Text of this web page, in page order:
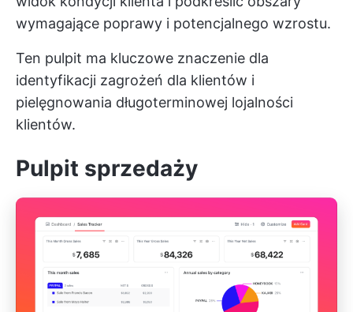
wymagające poprawy i potencjalnego wzrostu.
Ten pulpit ma kluczowe znaczenie dla
identyfikacji zagrożeń dla klientów i
pielęgnowania długoterminowej lojalności
klientów.
Pulpit sprzedaży